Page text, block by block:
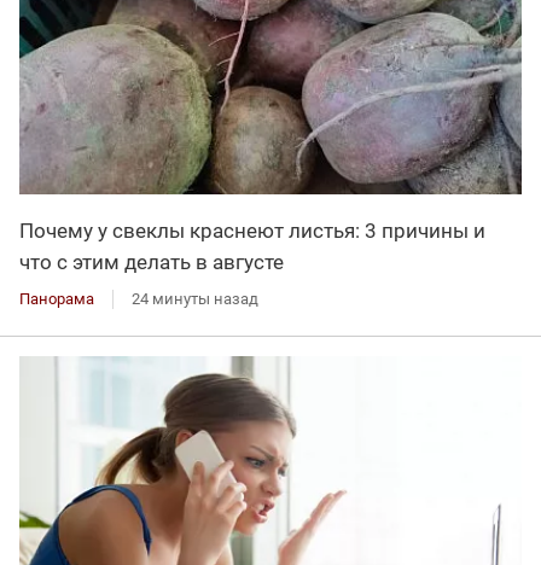
Почему у свеклы краснеют листья: 3 причины и
что с этим делать в августе
Панорама 24 минуты назад